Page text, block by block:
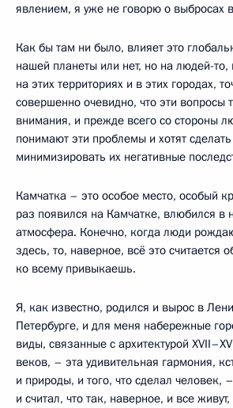
явлением, я уже не говорю о выбросах
Как бы там ни было, влияет это
нашей планеты или нет, но на людей-то,
на этих территориях и в этих городах,
совершенно очевидно, что эти вопросы
внимания, и прежде всего со стороны
понимают эти проблемы и хотят
минимизировать их негативные
Камчатка – это особое место, особый
раз появился на Камчатке, влюбился в
атмосфера. Конечно, когда люди
здесь, то, наверное, всё это считается
ко всему привыкаешь.
Я, как известно, родился и вырос в
Петербурге, и для меня набережные
виды, связанные с архитектурой
веков, – эта удивительная гармония,
и природы, и того, что сделал человек,
и считал, что так, наверное, и все